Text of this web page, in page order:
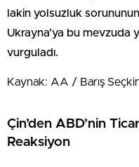
lakin yolsuzluk
Ukrayna’ya bu mevzuda
vurguladı.
Kaynak: AA / Barış
Çin’den ABD’nin
Reaksiyon